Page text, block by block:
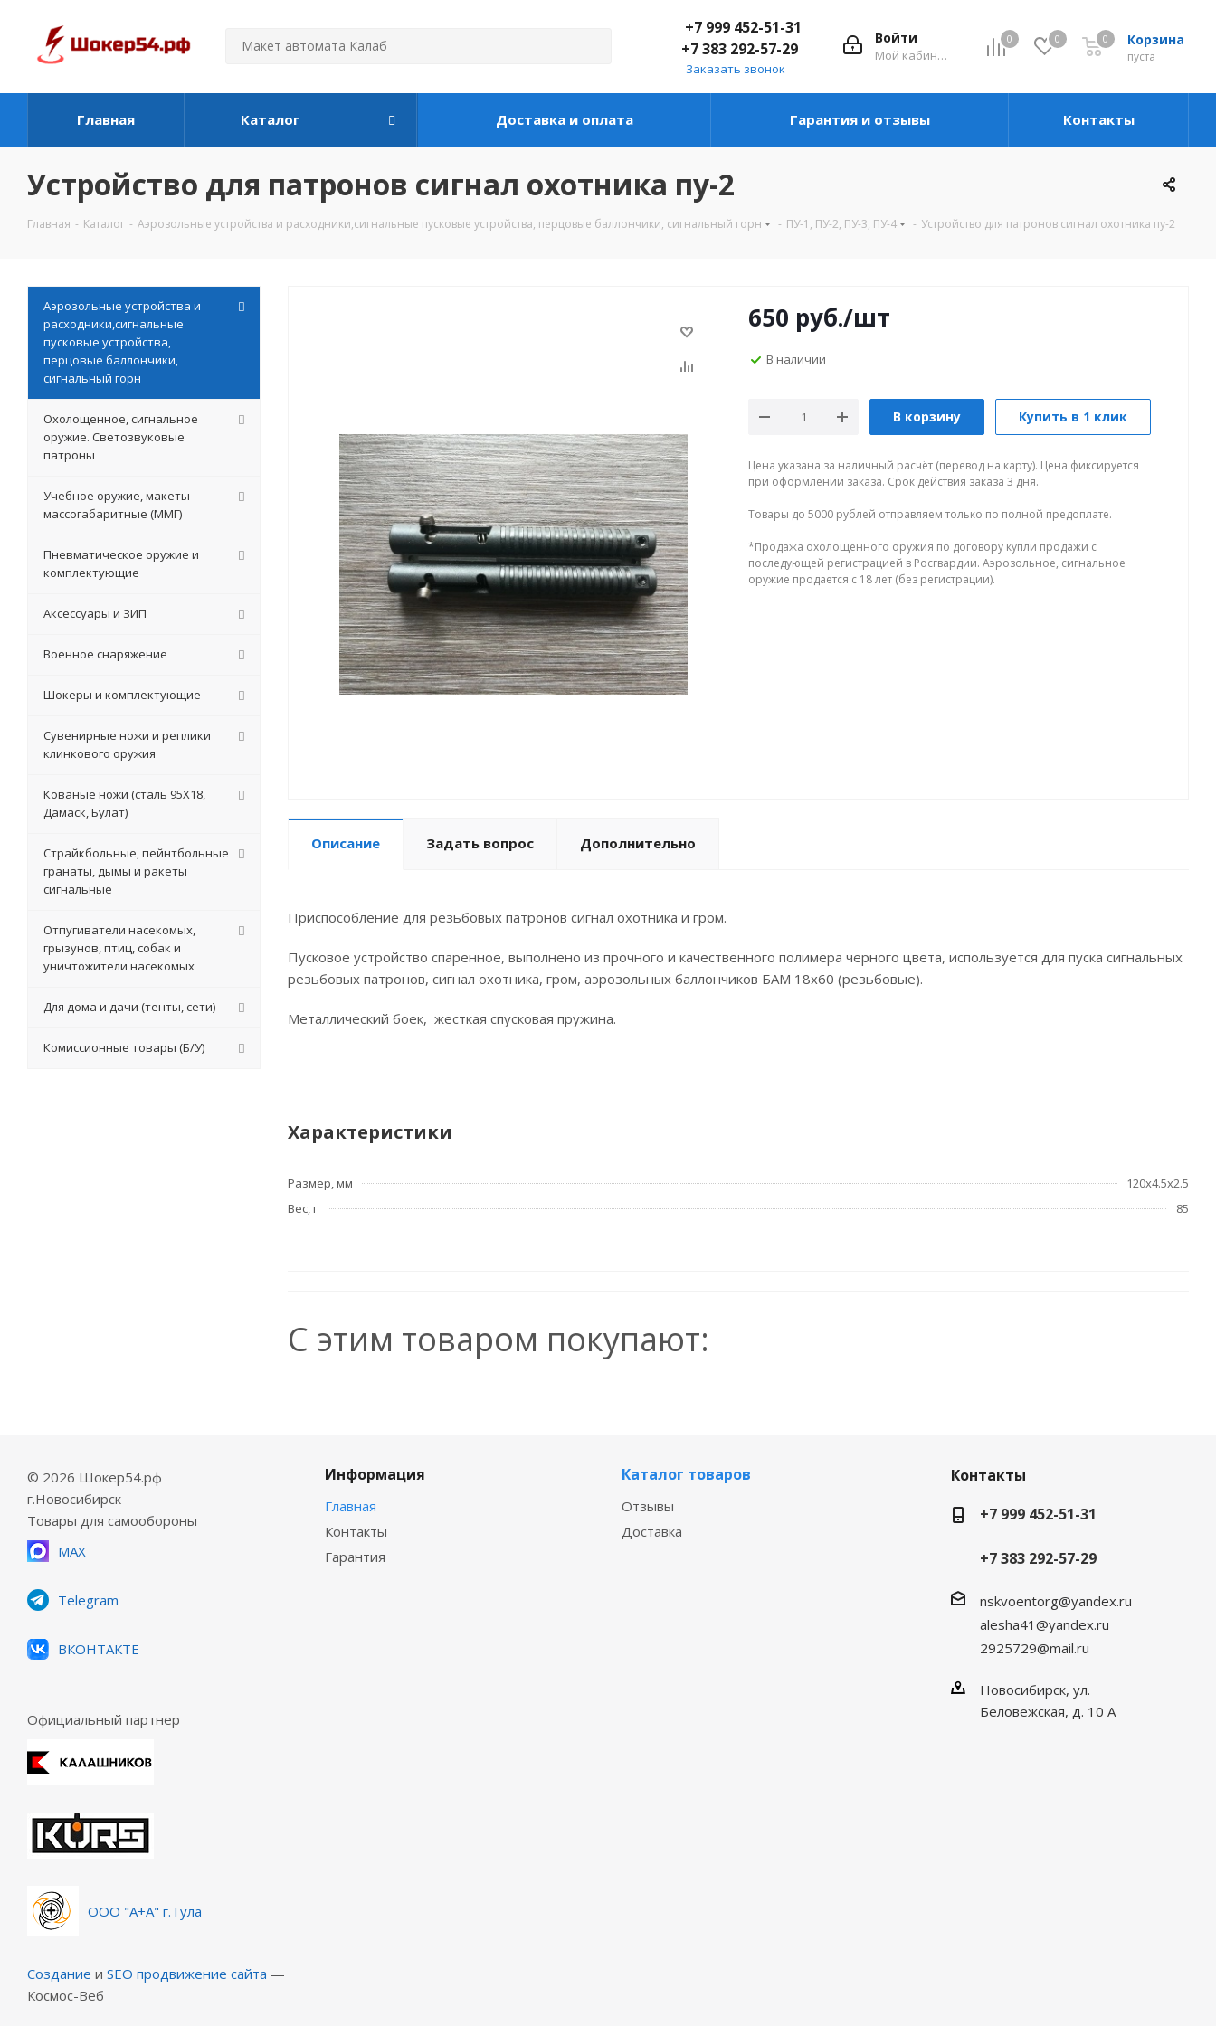
0 0 Корзина
пуста
0
Войти
Мой кабинет
+7 999 452-51-31
+7 383 292-57-29
Заказать звонок
Главная Каталог Доставка и оплата Гарантия и отзывы Контакты
Устройство для патронов сигнал охотника пу-2
Главная - Каталог - Аэрозольные устройства и расходники,сигнальные пусковые устройства, перцовые баллончики, сигнальный горн - ПУ-1, ПУ-2, ПУ-3, ПУ-4 - Устройство для патронов сигнал охотника пу-2
650 руб./шт
В наличии
В корзину Купить в 1 клик
Цена указана за наличный расчёт (перевод на карту). Цена фиксируется
при оформлении заказа. Срок действия заказа 3 дня.
Товары до 5000 рублей отправляем только по полной предоплате.
*Продажа охолощенного оружия по договору купли продажи с
последующей регистрацией в Росгвардии. Аэрозольное, сигнальное
оружие продается с 18 лет (без регистрации).
Описание Задать вопрос Дополнительно
Приспособление для резьбовых патронов сигнал охотника и гром.
Пусковое устройство спаренное, выполнено из прочного и качественного полимера черного цвета, используется для пуска сигнальных
резьбовых патронов, сигнал охотника, гром, аэрозольных баллончиков БАМ 18х60 (резьбовые).
Металлический боек, жесткая спусковая пружина.
Характеристики
Размер, мм
120х4.5x2.5
Вес, г
85
С этим товаром покупают:
Аэрозольные устройства и
расходники,сигнальные
пусковые устройства,
перцовые баллончики,
сигнальный горн
Охолощенное, сигнальное
оружие. Светозвуковые
патроны
Учебное оружие, макеты
массогабаритные (ММГ)
Пневматическое оружие и
комплектующие
Аксессуары и ЗИП
Военное снаряжение
Шокеры и комплектующие
Сувенирные ножи и реплики
клинкового оружия
Кованые ножи (сталь 95Х18,
Дамаск, Булат)
Страйкбольные, пейнтбольные
гранаты, дымы и ракеты
сигнальные
Отпугиватели насекомых,
грызунов, птиц, собак и
уничтожители насекомых
Для дома и дачи (тенты, сети)
Комиссионные товары (Б/У)
© 2026 Шокер54.рф
г.Новосибирск
Товары для самообороны
MAX
Telegram
ВКОНТАКТЕ
Официальный партнер
ООО "А+А" г.Тула
Создание и SEO продвижение сайта —
Космос-Веб
Информация
Главная
Контакты
Гарантия
Каталог товаров
Отзывы
Доставка
Контакты
+7 999 452-51-31
+7 383 292-57-29
nskvoentorg@yandex.ru
alesha41@yandex.ru
2925729@mail.ru
Новосибирск, ул.
Беловежская, д. 10 А